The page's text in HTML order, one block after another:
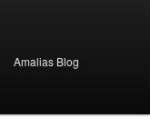
Amalias Blog